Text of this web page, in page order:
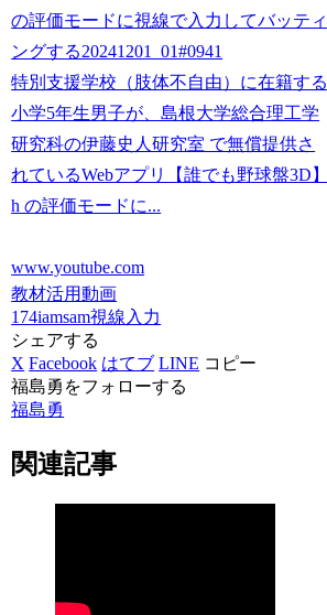
の評価モードに視線で入力してバッティ
ングする20241201_01#0941
特別支援学校（肢体不自由）に在籍する
小学5年生男子が、島根大学総合理工学
研究科の伊藤史人研究室 で無償提供さ
れているWebアプリ【誰でも野球盤3D】
h の評価モードに...
www.youtube.com
教材活用動画
174iamsam視線入力
シェアする
X Facebook はてブ LINE コピー
福島勇をフォローする
福島勇
関連記事